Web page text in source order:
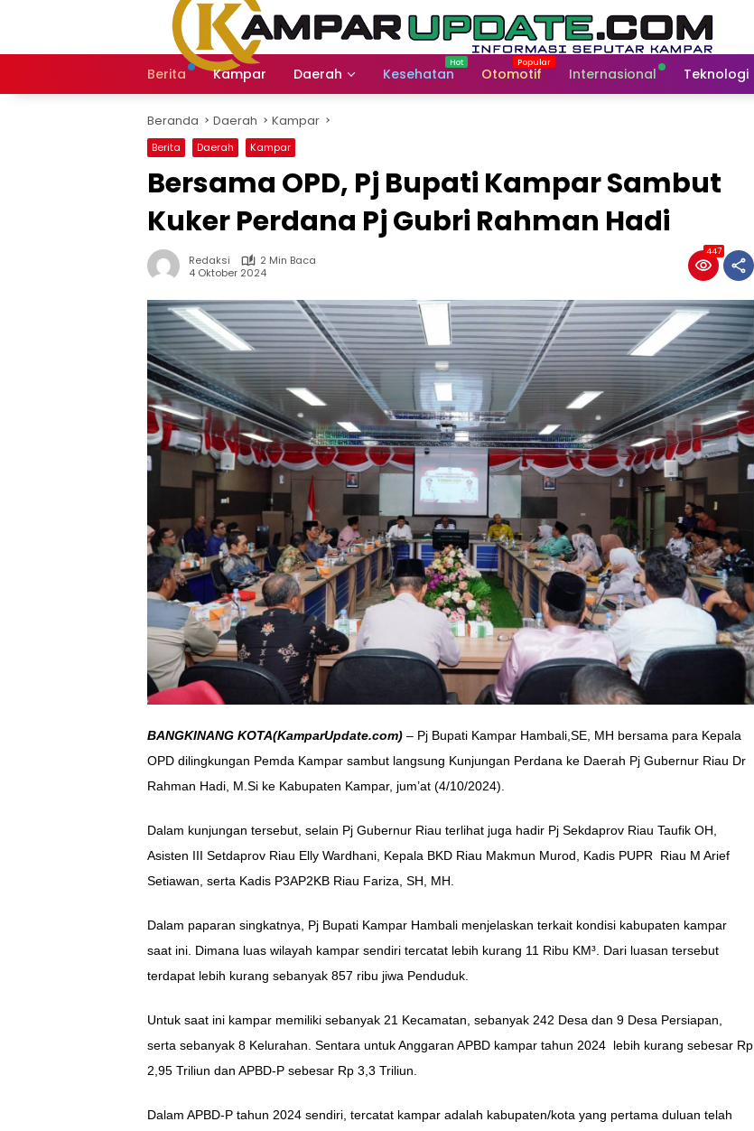
Berita Kampar Daerah Kesehatan Otomotif Internasional Teknologi
Beranda Daerah Kampar
Berita Daerah Kampar
Bersama OPD, Pj Bupati Kampar Sambut
Kuker Perdana Pj Gubri Rahman Hadi
Redaksi
2 Min Baca
4 Oktober 2024
447
BANGKINANG KOTA(KamparUpdate.com) – Pj Bupati Kampar Hambali,SE, MH bersama para Kepala
OPD dilingkungan Pemda Kampar sambut langsung Kunjungan Perdana ke Daerah Pj Gubernur Riau Dr
Rahman Hadi, M.Si ke Kabupaten Kampar, jum’at (4/10/2024).
Dalam kunjungan tersebut, selain Pj Gubernur Riau terlihat juga hadir Pj Sekdaprov Riau Taufik OH,
Asisten III Setdaprov Riau Elly Wardhani, Kepala BKD Riau Makmun Murod, Kadis PUPR Riau M Arief
Setiawan, serta Kadis P3AP2KB Riau Fariza, SH, MH.
Dalam paparan singkatnya, Pj Bupati Kampar Hambali menjelaskan terkait kondisi kabupaten kampar
saat ini. Dimana luas wilayah kampar sendiri tercatat lebih kurang 11 Ribu KM³. Dari luasan tersebut
terdapat lebih kurang sebanyak 857 ribu jiwa Penduduk.
Untuk saat ini kampar memiliki sebanyak 21 Kecamatan, sebanyak 242 Desa dan 9 Desa Persiapan,
serta sebanyak 8 Kelurahan. Sentara untuk Anggaran APBD kampar tahun 2024 lebih kurang sebesar Rp
2,95 Triliun dan APBD-P sebesar Rp 3,3 Triliun.
Dalam APBD-P tahun 2024 sendiri, tercatat kampar adalah kabupaten/kota yang pertama duluan telah